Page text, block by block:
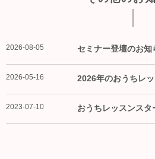
2026-08-05 セミナー登壇のお知
2026-05-16 2026年のおうちレ
2023-07-10 おうちレッスンスタ